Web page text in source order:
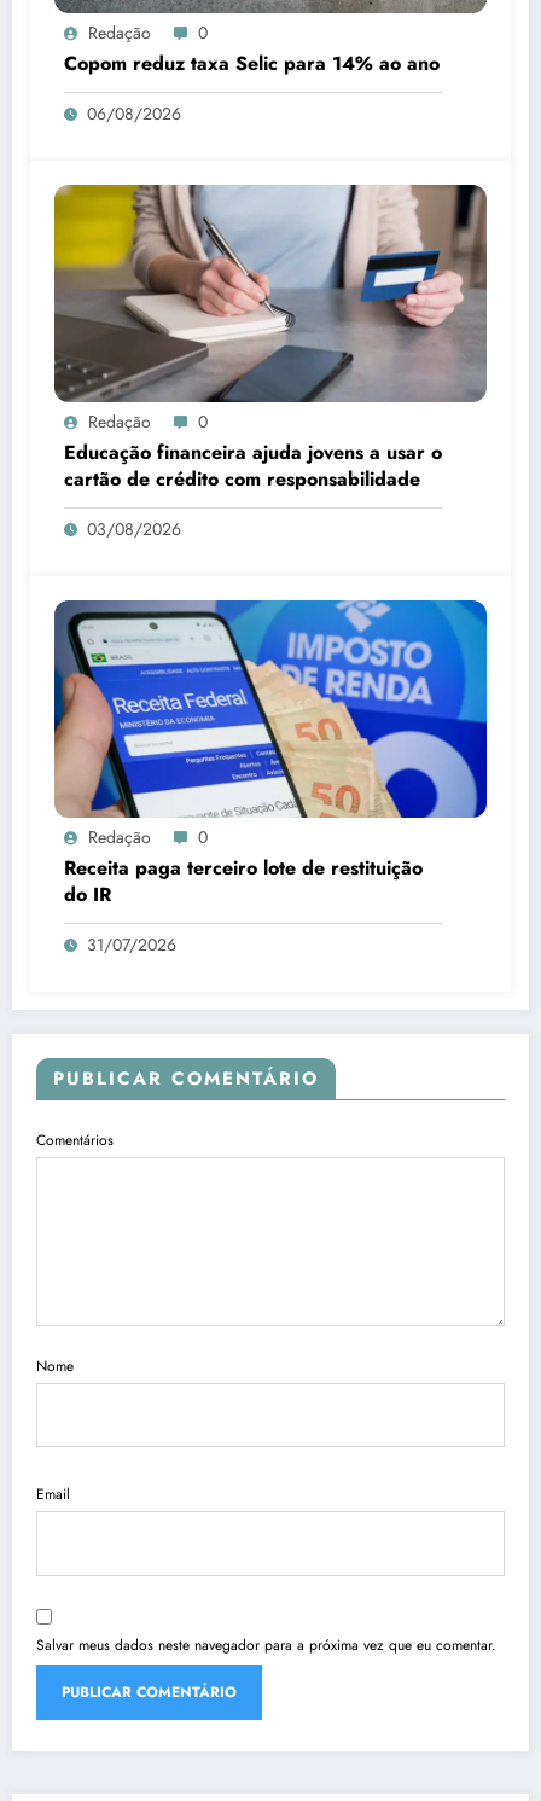
Redação 0
Copom reduz taxa Selic para 14% ao ano
06/08/2026
Redação 0
Educação financeira ajuda jovens a usar o
cartão de crédito com responsabilidade
03/08/2026
Redação 0
Receita paga terceiro lote de restituição
do IR
31/07/2026
PUBLICAR COMENTÁRIO
Comentários
Nome
Email
Salvar meus dados neste navegador para a próxima vez que eu comentar.